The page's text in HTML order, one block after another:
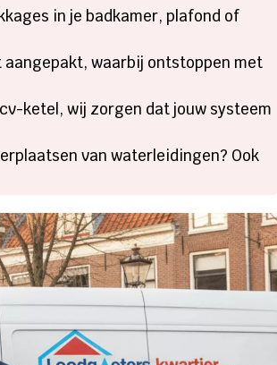
in je badkamer, plafond of
waarbij ontstoppen met
ketel, wij zorgen dat jouw systeem
van waterleidingen? Ook